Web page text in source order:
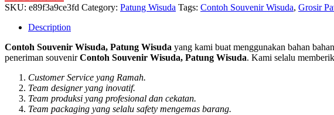
SKU: e89f3a9ce3fd Category: Patung Wisuda Tags: Contoh Souvenir Wisuda, Grosir
Description
Contoh Souvenir Wisuda, Patung Wisuda yang kami buat menggunakan bahan
peneriman souvenirContoh Souvenir Wisuda, Patung Wisuda. Kami selalu
Customer Service yang Ramah.
Team designer yang inovatif.
Team produksi yang profesional dan cekatan.
Team packaging yang selalu safety mengemas barang.